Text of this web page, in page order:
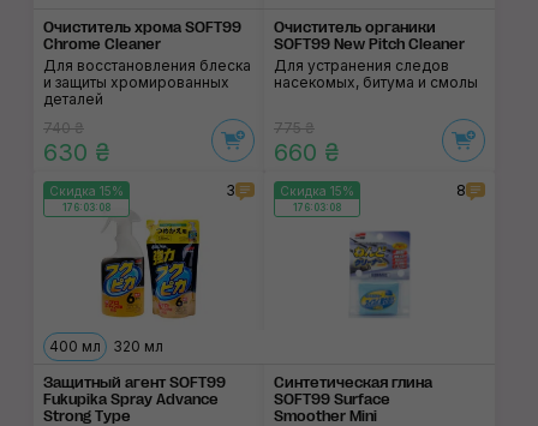
Очиститель хрома SOFT99
Chrome Cleaner
Для восстановления блеска
и защиты хромированных
деталей
740 ₴
630 ₴
Очиститель органики
SOFT99 New Pitch Cleaner
Для устранения следов
насекомых, битума и смолы
775 ₴
660 ₴
Скидка 15%
176:03:07
3
400 мл 320 мл
Защитный агент SOFT99
Fukupika Spray Advance
Strong Type
Скидка 15%
176:03:07
8
Синтетическая глина
SOFT99 Surface
Smoother Mini